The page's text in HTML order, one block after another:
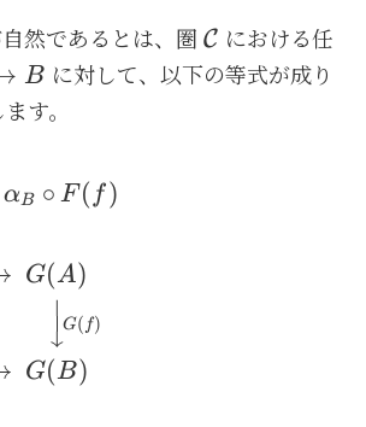
然であるとは、圏 \mathcal{C}
C における任
B に対して、以下の等式が成り
す。
αB ∘ F ( f)
@>\alpha_A>> G(A)
G(A)
↓
⏐ G( f)
G(B)